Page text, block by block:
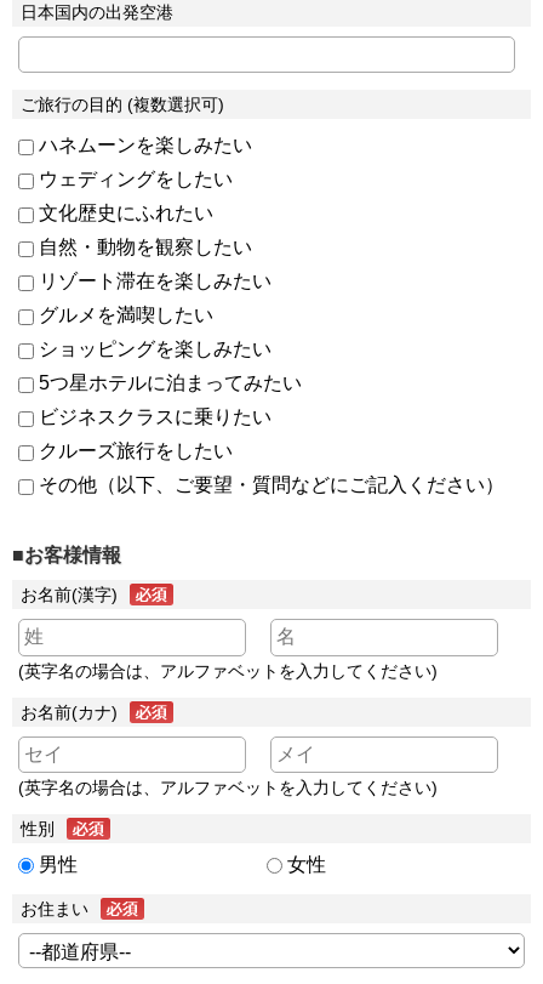
日本国内の出発空港
ご旅行の目的 (複数選択可)
ハネムーンを楽しみたい
ウェディングをしたい
文化歴史にふれたい
自然・動物を観察したい
リゾート滞在を楽しみたい
グルメを満喫したい
ショッピングを楽しみたい
5つ星ホテルに泊まってみたい
ビジネスクラスに乗りたい
クルーズ旅行をしたい
その他（以下、ご要望・質問などにご記入ください）
■お客様情報
お名前(漢字)
(英字名の場合は、アルファベットを入力してください)
お名前(カナ)
(英字名の場合は、アルファベットを入力してください)
性別
男性 女性
お住まい